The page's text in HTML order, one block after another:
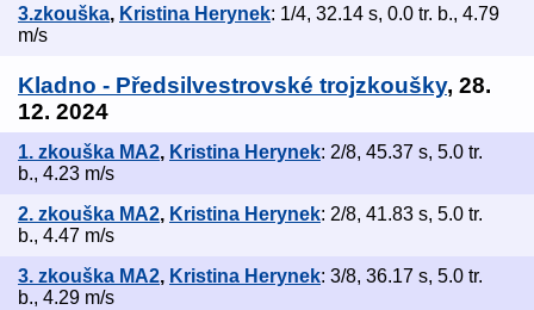
3.zkouška, Kristina Herynek: 1/4, 32.14 s, 0.0 tr. b., 4.79
m/s
Kladno - Předsilvestrovské trojzkoušky, 28.
12. 2024
1. zkouška MA2, Kristina Herynek: 2/8, 45.37 s, 5.0 tr.
b., 4.23 m/s
2. zkouška MA2, Kristina Herynek: 2/8, 41.83 s, 5.0 tr.
b., 4.47 m/s
3. zkouška MA2, Kristina Herynek: 3/8, 36.17 s, 5.0 tr.
b., 4.29 m/s